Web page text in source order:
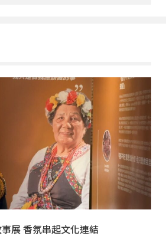
展 香氛串起文化連結